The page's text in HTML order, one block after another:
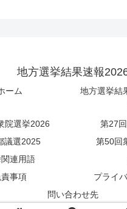
地方選挙結果速報
ーム
地方選挙結
院選挙2026
第27
議選2025
第50回
連用語
事項
プライ
問い合わせ先